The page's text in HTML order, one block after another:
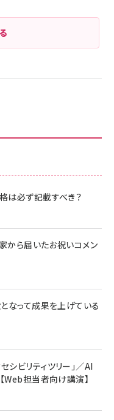
は必ず記載すべき？
から届いたお祝いコメン
なって成果を上げている
シビリティツリー」／AI
Web担当者向け講演】